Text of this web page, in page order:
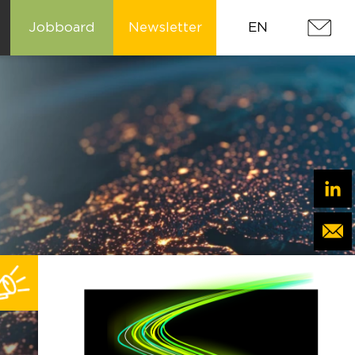
Jobboard Newsletter EN